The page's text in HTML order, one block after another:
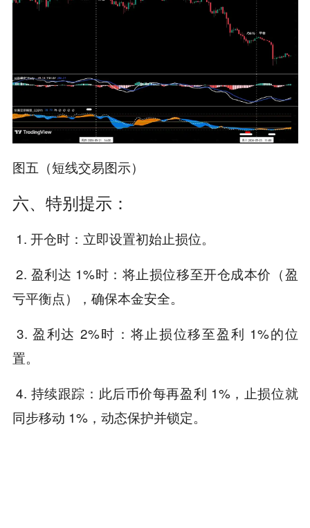
图五（短线交易图示）
六、特别提示：​​
1. 开仓时：立即设置初始止损位。
2. 盈利达 1%时：将止损位移至开仓成本价（盈
亏平衡点），确保本金安全。
3. 盈利达 2%时​​：将止损位移至盈利 1%的位
置。
4. 持续跟踪：此后币价每再盈利 1%，止损位就
同步移动 1%，动态保护并锁定。